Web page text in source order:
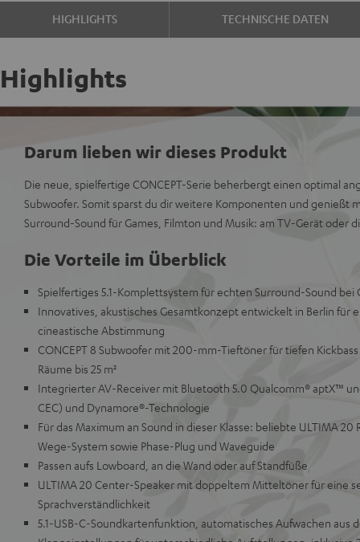
HIGHLIGHTS TECHNISCHE DATEN
Highlights
Darum lieben wir dieses Produkt
Die neue, spielfertige CONCEPT-Serie beherbergt einen optimal
Subwoofer. Somit sparst du dir weitere Komponenten und genießt
Surround-Sound für Games, Filmton und Musik: am TV-Gerät oder
Die Vorteile im Überblick
Spielfertiges 5.1-Komplettsystem für echten Surround-Sound bei
Innovatives, akustisches Gesamtkonzept entwickelt in Berlin für
cineastische Abstimmung
CONCEPT 8 Subwoofer mit 200-mm-Tieftöner für tiefen
Räume bis 25 m²
Integrierter AV-Receiver mit Bluetooth 5.0 Qualcomm® aptX™
CEC) und Dynamore®-Technologie
Für das Maximum an Sound in dieser Klasse: beliebte ULTIMA
Wege-System sowie Phase-Plug und Waveguide
Passen aufs Lowboard, an die Wand oder auf Standfüße
ULTIMA 20 Center-Speaker mit doppeltem Mitteltöner für eine
Sprachverständlichkeit
5.1-USB-C-Soundkartenfunktion, automatisches Aufwachen aus